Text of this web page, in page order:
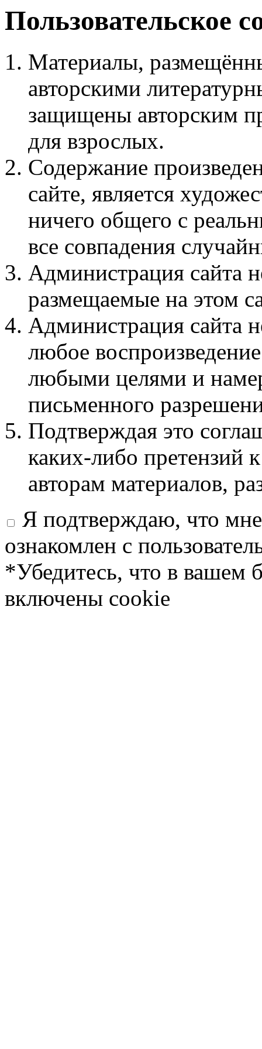
Пользовательское
Материалы,
авторскими
защищены авторским
для взрослых.
Содержание
сайте, является
ничего общего с
все совпадения
Администрация сайта
размещаемые на этом
Администрация сайта
любое
любыми целями и
письменного
Подтверждая это
каких-либо претензий
авторам материалов,
Я подтверждаю, что
ознакомлен с
*Убедитесь, что в вашем
включены cookie